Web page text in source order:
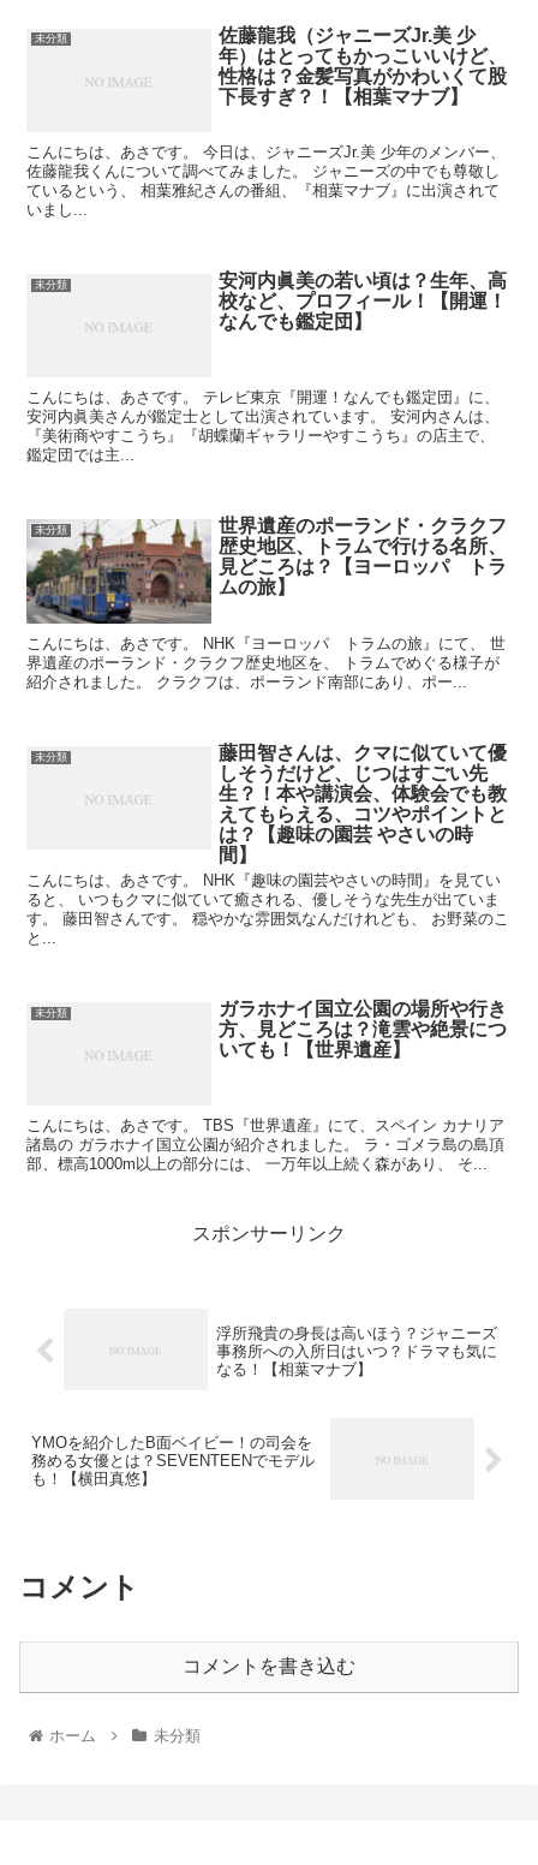
未分類
佐藤龍我（ジャニーズJr.美 少
年）はとってもかっこいいけど、
性格は？金髪写真がかわいくて股
下長すぎ？！【相葉マナブ】
こんにちは、あさです。 今日は、ジャニーズJr.美 少年のメンバー、
佐藤龍我くんについて調べてみました。 ジャニーズの中でも尊敬し
ているという、 相葉雅紀さんの番組、『相葉マナブ』に出演されて
いまし...
未分類
安河内眞美の若い頃は？生年、高
校など、プロフィール！【開運！
なんでも鑑定団】
こんにちは、あさです。 テレビ東京『開運！なんでも鑑定団』に、
安河内眞美さんが鑑定士として出演されています。 安河内さんは、
『美術商やすこうち』『胡蝶蘭ギャラリーやすこうち』の店主で、
鑑定団では主...
未分類
世界遺産のポーランド・クラクフ
歴史地区、トラムで行ける名所、
見どころは？【ヨーロッパ トラ
ムの旅】
こんにちは、あさです。 NHK『ヨーロッパ トラムの旅』にて、 世
界遺産のポーランド・クラクフ歴史地区を、 トラムでめぐる様子が
紹介されました。 クラクフは、ポーランド南部にあり、ポー...
未分類
藤田智さんは、クマに似ていて優
しそうだけど、じつはすごい先
生？！本や講演会、体験会でも教
えてもらえる、コツやポイントと
は？【趣味の園芸 やさいの時
間】
こんにちは、あさです。 NHK『趣味の園芸やさいの時間』を見てい
ると、 いつもクマに似ていて癒される、優しそうな先生が出ていま
す。 藤田智さんです。 穏やかな雰囲気なんだけれども、 お野菜のこ
と...
未分類
ガラホナイ国立公園の場所や行き
方、見どころは？滝雲や絶景につ
いても！【世界遺産】
こんにちは、あさです。 TBS『世界遺産』にて、スペイン カナリア
諸島の ガラホナイ国立公園が紹介されました。 ラ・ゴメラ島の島頂
部、標高1000m以上の部分には、 一万年以上続く森があり、 そ...
スポンサーリンク
浮所飛貴の身長は高いほう？ジャニーズ
事務所への入所日はいつ？ドラマも気に
なる！【相葉マナブ】
YMOを紹介したB面ベイビー！の司会を
務める女優とは？SEVENTEENでモデル
も！【横田真悠】
コメント
コメントを書き込む
ホーム 未分類